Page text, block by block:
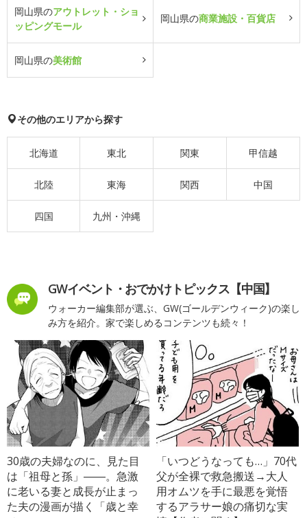
岡山県のアウトレット・ショ
ッピングモール
岡山県の商業施設・百貨店
岡山県の美術館
その他のエリアから探す
北海道 東北 関東 甲信越
北陸 東海 関西 中国
四国 九州・沖縄
GWイベント・おでかけトピックス【中国】
ウォーカー編集部が選ぶ、GW(ゴールデンウィーク)の楽し
み方を紹介。家で楽しめるコンテンツも続々！
30歳の夫婦なのに、見た目
は「祖母と孫」――。急激
に老いる妻と成長が止まっ
た夫の漫画が描く「歳と幸
「いつどうなっても…」70代
父が全裸で救急搬送→大人
用オムツを手に最悪を覚悟
するアラサー娘の痛切な実